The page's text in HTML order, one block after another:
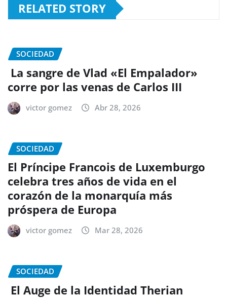
RELATED STORY
SOCIEDAD
La sangre de Vlad «El Empalador»
corre por las venas de Carlos III
victor gomez Abr 28, 2026
SOCIEDAD
El Príncipe Francois de Luxemburgo
celebra tres años de vida en el
corazón de la monarquía más
próspera de Europa
victor gomez Mar 28, 2026
SOCIEDAD
El Auge de la Identidad Therian